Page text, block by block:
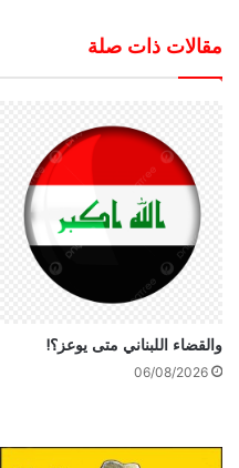
مقالات ذات صلة
والقضاء اللبناني متى يوعز؟!
06/08/2026